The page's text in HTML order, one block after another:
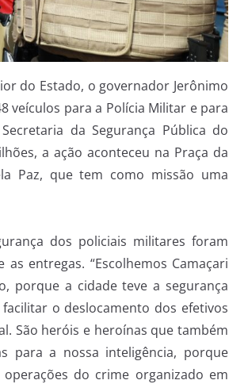
do Estado, o governador Jerônimo
veículos para a Polícia Militar e para
da Segurança Pública do
a ação aconteceu na Praça da
Paz, que tem como missão uma
dos policiais militares foram
entregas. “Escolhemos Camaçari
porque a cidade teve a segurança
o deslocamento dos efetivos
São heróis e heroínas que também
para a nossa inteligência, porque
do crime organizado em